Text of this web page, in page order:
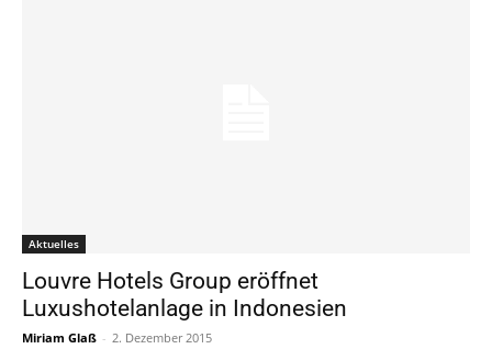
Aktuelles
Louvre Hotels Group eröffnet
Luxushotelanlage in Indonesien
Miriam Glaß - 2. Dezember 2015